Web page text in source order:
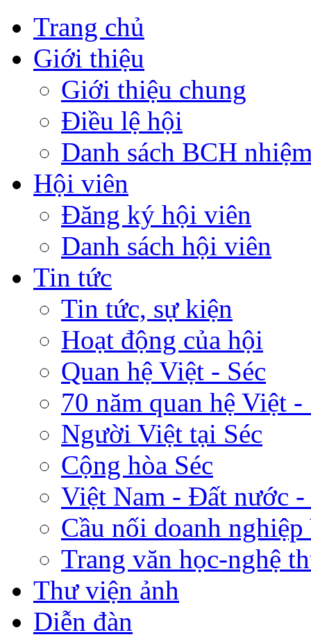
Trang chủ
Giới thiệu
Giới thiệu chung
Điều lệ hội
Danh sách BCH
Hội viên
Đăng ký hội viên
Danh sách hội viên
Tin tức
Tin tức, sự kiện
Hoạt động của hội
Quan hệ Việt - Séc
70 năm quan hệ Việt -
Người Việt tại Séc
Cộng hòa Séc
Việt Nam - Đất nước
Cầu nối doanh nghiệp
Trang văn học-nghệ
Thư viện ảnh
Diễn đàn